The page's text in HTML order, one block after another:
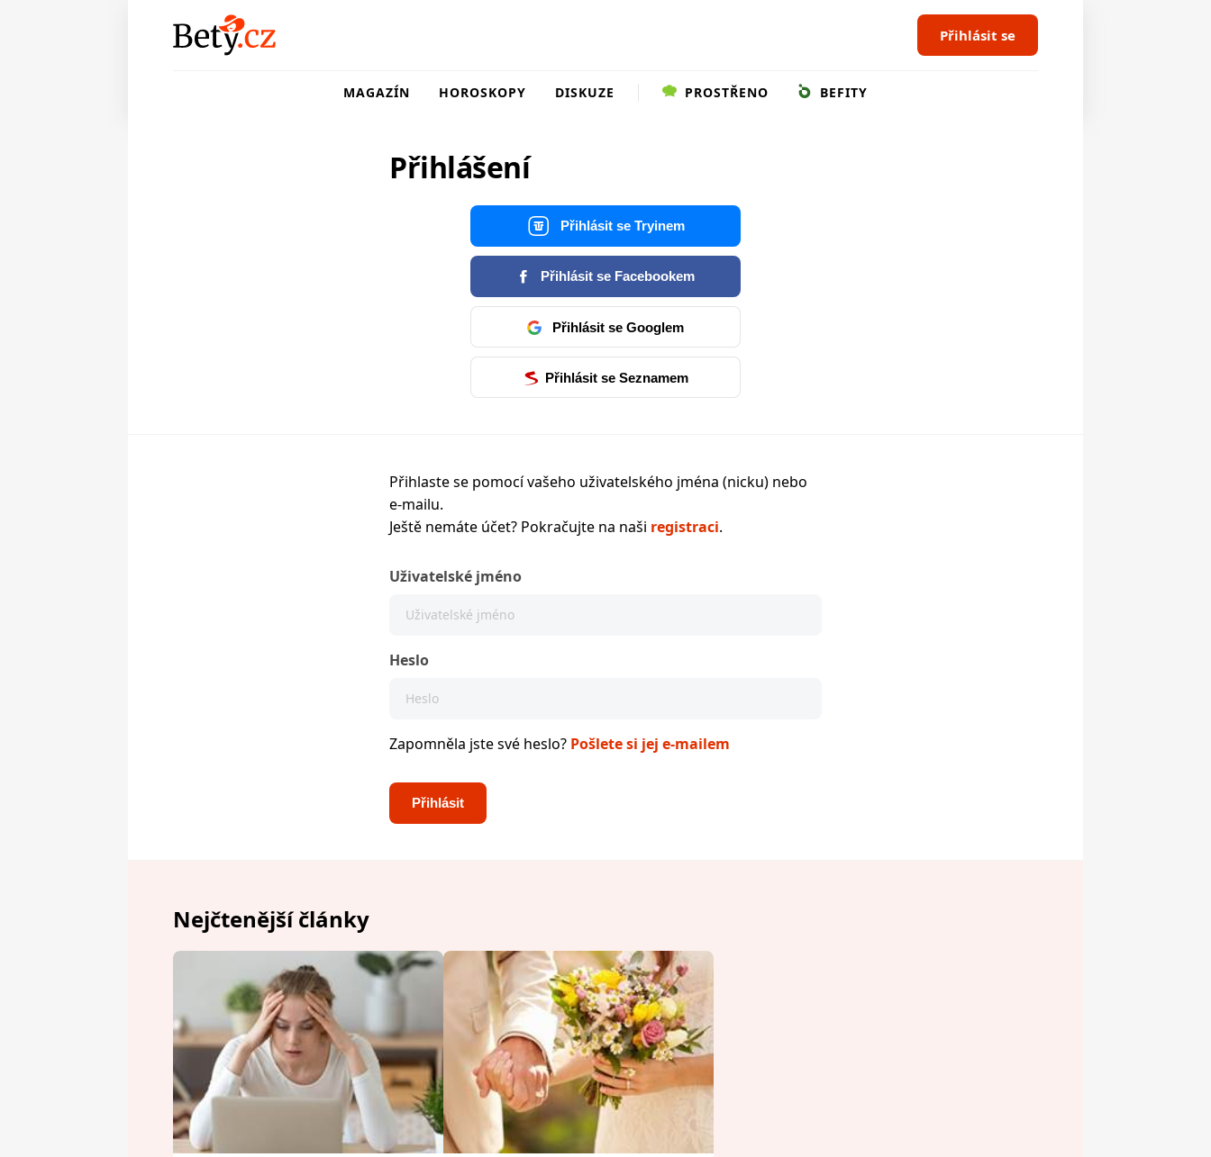
Přihlásit se
MAGAZÍN HOROSKOPY DISKUZE PROSTŘENO BEFITY
Přihlášení
Přihlásit se Tryinem
Přihlásit se Facebookem
Přihlásit se Googlem
Přihlásit se Seznamem
Přihlaste se pomocí vašeho uživatelského jména (nicku) nebo
e-mailu.
Ještě nemáte účet? Pokračujte na naši registraci.
Uživatelské jméno
Heslo
Zapomněla jste své heslo? Pošlete si jej e-mailem
Nejčtenější články